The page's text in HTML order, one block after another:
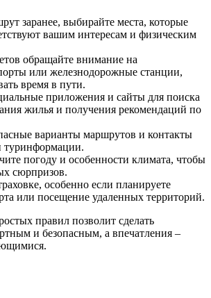
заранее, выбирайте места, которые
вашим интересам и физическим
обращайте внимание на
или железнодорожные станции,
время в пути.
приложения и сайты для поиска
жилья и получения рекомендаций по
варианты маршрутов и контакты
туринформации.
погоду и особенности климата, чтобы
сюрпризов.
особенно если планируете
или посещение удаленных территорий.
правил позволит сделать
и безопасным, а впечатления –